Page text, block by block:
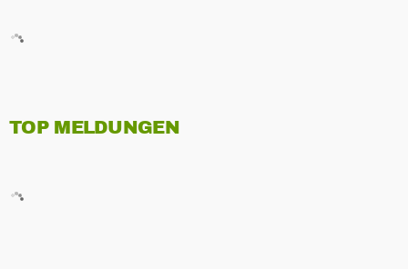
TOP MELDUNGEN